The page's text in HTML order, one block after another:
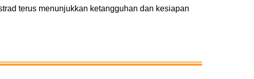
terus menunjukkan ketangguhan dan kesiapan